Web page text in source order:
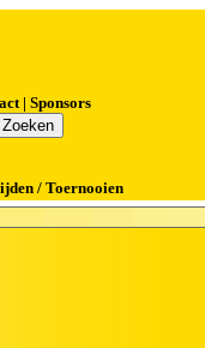
| Sponsors
/ Toernooien